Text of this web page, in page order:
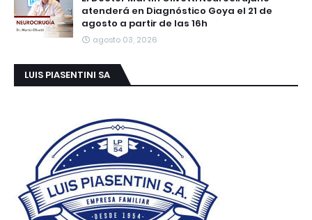
atenderá en Diagnóstico Goya el 21 de
agosto a partir de las 16h
agosto 03, 2026
LUIS PIASENTINI SA